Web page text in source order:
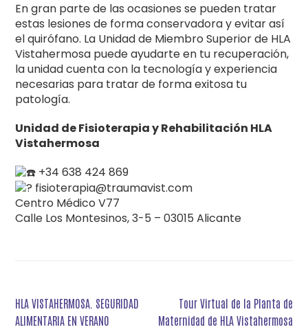
En gran parte de las ocasiones se pueden tratar
estas lesiones de forma conservadora y evitar así
el quirófano. La Unidad de Miembro Superior de HLA
Vistahermosa puede ayudarte en tu recuperación,
la unidad cuenta con la tecnología y experiencia
necesarias para tratar de forma exitosa tu
patología.
Unidad de Fisioterapia y Rehabilitación HLA
Vistahermosa
+34 638 424 869
fisioterapia@traumavist.com
Centro Médico V77
Calle Los Montesinos, 3-5 – 03015 Alicante
Navegación
de
HLA VISTAHERMOSA. SEGURIDAD
ALIMENTARIA EN VERANO
Tour Virtual de la Planta de
Maternidad de HLA Vistahermosa